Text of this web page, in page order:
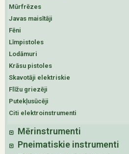
Mūrfrēzes
Javas maisītāji
Fēni
Līmpistoles
Lodāmuri
Krāsu pistoles
Skavotāji elektriskie
Flīžu griezēji
Putekļusūcēji
Citi elektroinstrumenti
Mērinstrumenti
Pneimatiskie instrumenti